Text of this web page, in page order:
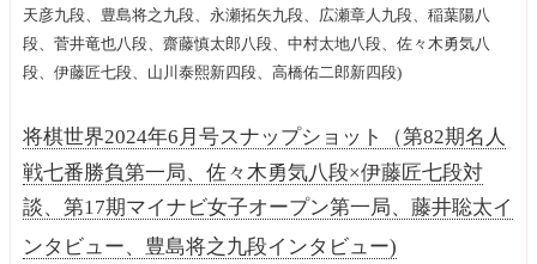
天彦九段、豊島将之九段、永瀬拓矢九段、広瀬章人九段、稲葉陽八
段、菅井竜也八段、齋藤慎太郎八段、中村太地八段、佐々木勇気八
段、伊藤匠七段、山川泰熙新四段、高橋佑二郎新四段)
将棋世界2024年6月号スナップショット（第82期名人
戦七番勝負第一局、佐々木勇気八段×伊藤匠七段対
談、第17期マイナビ女子オープン第一局、藤井聡太イ
ンタビュー、豊島将之九段インタビュー)